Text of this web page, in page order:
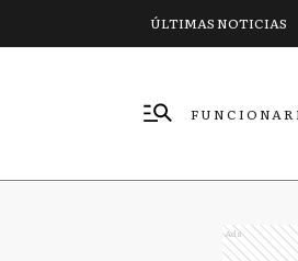
ÚLTIMAS NOTICIAS
Ads